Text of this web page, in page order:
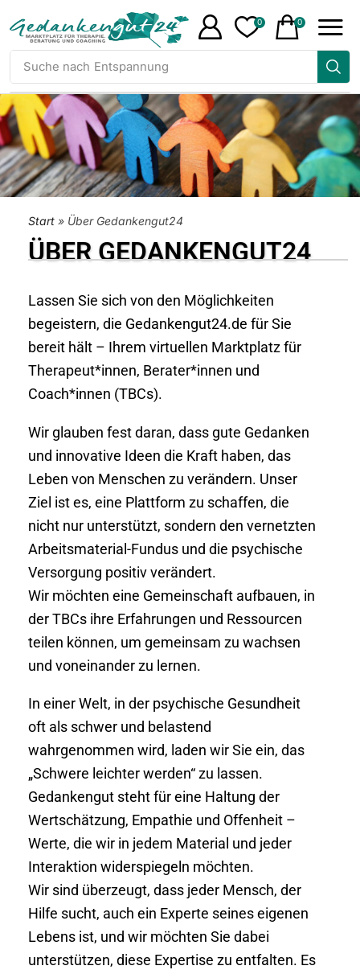
Suche nach Skalierung
0 0
Start » Über Gedankengut24
ÜBER GEDANKENGUT24
Lassen Sie sich von den Möglichkeiten
begeistern, die Gedankengut24.de für Sie
bereit hält – Ihrem virtuellen Marktplatz für
Therapeut*innen, Berater*innen und
Coach*innen (TBCs).
Wir glauben fest daran, dass gute Gedanken
und innovative Ideen die Kraft haben, das
Leben von Menschen zu verändern. Unser
Ziel ist es, eine Plattform zu schaffen, die
nicht nur unterstützt, sondern den vernetzten
Arbeitsmaterial-Fundus und die psychische
Versorgung positiv verändert.
Wir möchten eine Gemeinschaft aufbauen, in
der TBCs ihre Erfahrungen und Ressourcen
teilen können, um gemeinsam zu wachsen
und voneinander zu lernen.
In einer Welt, in der psychische Gesundheit
oft als schwer und belastend
wahrgenommen wird, laden wir Sie ein, das
„Schwere leichter werden“ zu lassen.
Gedankengut steht für eine Haltung der
Wertschätzung, Empathie und Offenheit –
Werte, die wir in jedem Material und jeder
Interaktion widerspiegeln möchten.
Wir sind überzeugt, dass jeder Mensch, der
Hilfe sucht, auch ein Experte seines eigenen
Lebens ist, und wir möchten Sie dabei
unterstützen, diese Expertise zu entfalten. Es